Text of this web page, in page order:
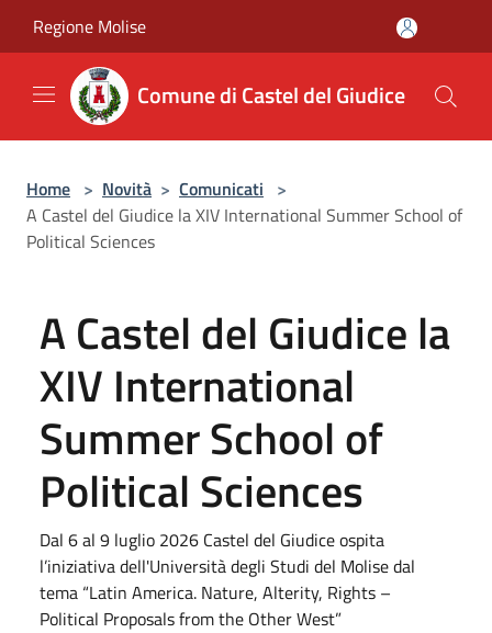
Regione Molise
Comune di Castel del Giudice
Home > Novità > Comunicati >
A Castel del Giudice la XIV International Summer School of
Political Sciences
A Castel del Giudice la
XIV International
Summer School of
Political Sciences
Dal 6 al 9 luglio 2026 Castel del Giudice ospita
l’iniziativa dell'Università degli Studi del Molise dal
tema “Latin America. Nature, Alterity, Rights –
Political Proposals from the Other West”